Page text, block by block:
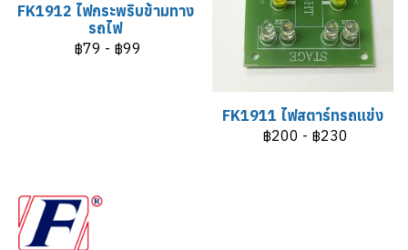
FK1912 ไฟกระพริบข้ามทาง
รถไฟ
฿79 - ฿99
FK1911 ไฟสตาร์ทรถแข่ง
฿200 - ฿230